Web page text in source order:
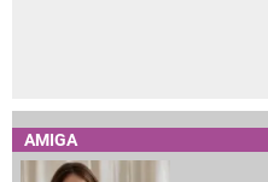
AMIGA